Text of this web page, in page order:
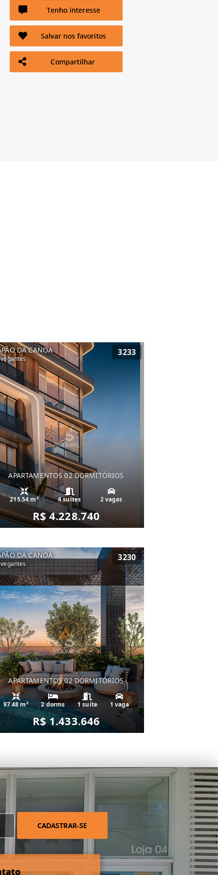
Tenho interesse
Salvar nos favoritos
Compartilhar
DA CANOA 3233
APARTAMENTOS 02 DORMITÓRIOS
215.54 m² 4 suítes 2 vagas
R$ 4.228.740
DA CANOA 3230
APARTAMENTOS 02 DORMITÓRIOS
97.48 m² 2 dorms 1 suíte 1 vaga
R$ 1.433.646
CADASTRAR-SE